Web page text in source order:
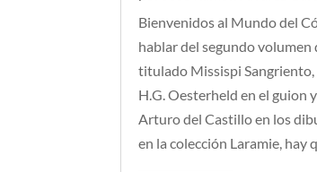
Bienvenidos al Mundo del
hablar del segundo volumen
titulado Missispi Sangriento,
H.G. Oesterheld en el guion
Arturo del Castillo en los
en la colección Laramie, hay